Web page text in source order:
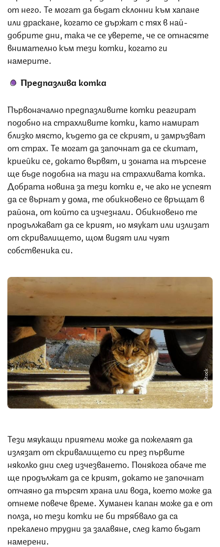
от него. Те могат да бъдат склонни към хапане
или драскане, когато се държат с тях в най-
добрите дни, така че се уверете, че се отнасяте
внимателно към тези котки, когато ги
намерите.
Предпазлива котка
Първоначално предпазливите котки реагират
подобно на страхливите котки, като намират
близко място, където да се скрият, и замръзват
от страх. Те могат да започнат да се скитат,
криейки се, докато вървят, и зоната на търсене
ще бъде подобна на тази на страхливата котка.
Добрата новина за тези котки е, че ако не успеят
да се върнат у дома, те обикновено се връщат в
района, от който са изчезнали. Обикновено те
продължават да се крият, но мяукат или излизат
от скривалището, щом видят или чуят
собственика си.
Снимка: iStock
Тези мяукащи приятели може да пожелаят да
излязат от скривалището си през първите
няколко дни след изчезването. Понякога обаче те
ще продължат да се крият, докато не започнат
отчаяно да търсят храна или вода, което може да
отнеме повече време. Хуманен капан може да е от
полза, но тези котки не би трябвало да са
прекалено трудни за залавяне, след като бъдат
намерени.